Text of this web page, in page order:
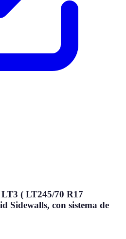
( LT245/70 R17
Sidewalls, con sistema de